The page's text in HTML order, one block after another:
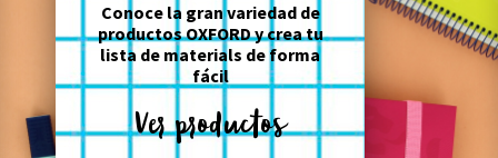
Conoce la gran variedad de
productos OXFORD y crea tu
lista de materials de forma
fácil
Ver productos